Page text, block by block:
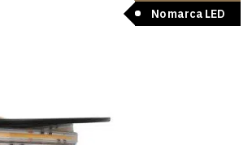
No marca LED